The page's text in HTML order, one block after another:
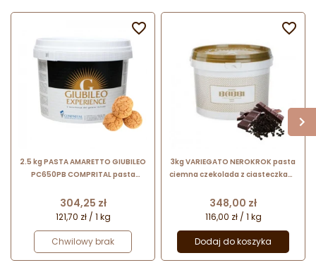
2.5 kg PASTA AMARETTO GIUBILEO
PC650PB COMPRITAL pasta
trzcinowym i gronowym
Cena
304,25 zł
121,70 zł / 1 kg
Chwilowy brak

3kg VARIEGATO NEROKROK pasta
ciemna czekolada z ciasteczkami
Cena
348,00 zł
116,00 zł / 1 kg
Dodaj do koszyka
